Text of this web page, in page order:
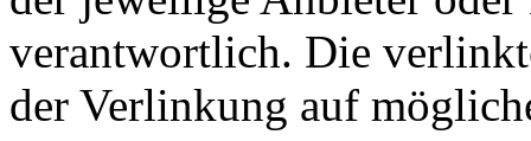
verantwortlich. Die
der Verlinkung auf